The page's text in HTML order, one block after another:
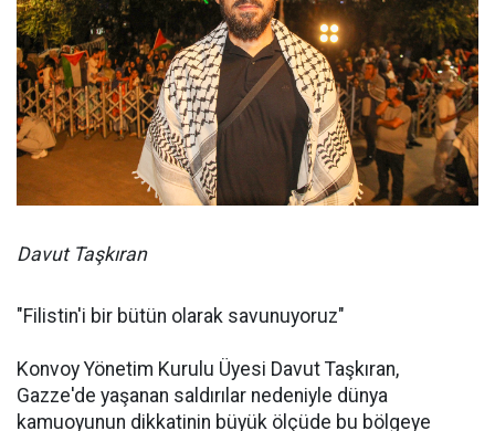
Davut Taşkıran
"Filistin'i bir bütün olarak savunuyoruz"
Konvoy Yönetim Kurulu Üyesi Davut Taşkıran,
Gazze'de yaşanan saldırılar nedeniyle dünya
kamuoyunun dikkatinin büyük ölçüde bu bölgeye